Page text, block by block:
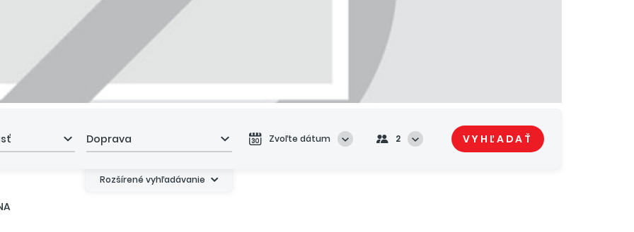
Rozšírené vyhľadávanie
Doprava Zvoľte dátum 2 VYHĽADAŤ